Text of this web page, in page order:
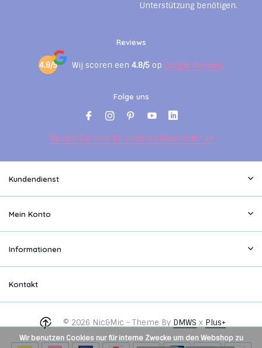
Unterstützung benötigen.
Reviews
4.8/5 Wij scoren een 4.8/5 op Google Reviews
Folge uns
Melden Sie sich für unseren Newsletter an
Kundendienst
Mein Konto
Informationen
Kontakt
© 2026 Nic&Mic - Theme By DMWS x Plus+
Wir benutzen Cookies nur für interne Zwecke um den Webshop zu